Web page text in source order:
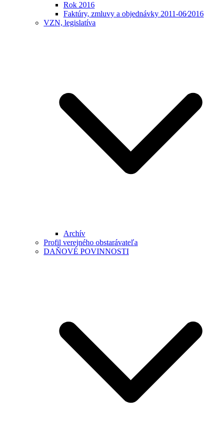
Rok 2016
Faktúry, zmluvy a objednávky 2011-06⁄2016
VZN, legislatíva
Archív
Profil verejného obstarávateľa
DAŇOVÉ POVINNOSTI